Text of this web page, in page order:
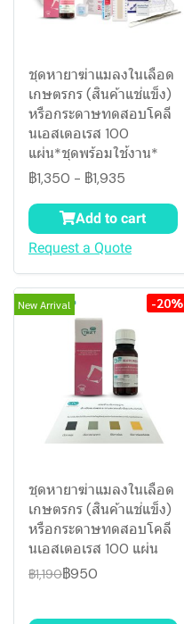
ชุดหายาฆ่าแมลงในเลือด
เกษตรกร (สินค้าแช่แข็ง)
หรือกระดาษทดสอบโคลี
นเอสเตอเรส 100
แผ่น*ชุดพร้อมใช้งาน*
฿1,350 - ฿1,935
Add to cart
Request a Quote
New Arrival -20%
ชุดหายาฆ่าแมลงในเลือด
เกษตรกร (สินค้าแช่แข็ง)
หรือกระดาษทดสอบโคลี
นเอสเตอเรส 100 แผ่น
฿1,190฿950